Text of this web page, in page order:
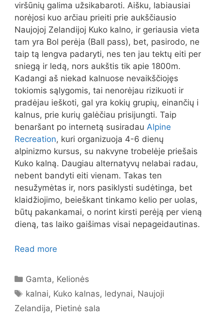
viršūnių galima užsikabaroti. Aišku, labiausiai
norėjosi kuo arčiau prieiti prie aukščiausio
Naujojoj Zelandijoj Kuko kalno, ir geriausia vieta
tam yra Bol perėja (Ball pass), bet, pasirodo, ne
taip tą lengva padaryti, nes ten jau tektų eiti per
sniegą ir ledą, nors aukštis tik apie 1800m.
Kadangi aš niekad kalnuose nevaikščiojęs
tokiomis sąlygomis, tai nenorėjau rizikuoti ir
pradėjau ieškoti, gal yra kokių grupių, einančių i
kalnus, prie kurių galėčiau prisijungti. Taip
benaršant po internetą susiradau Alpine
Recreation, kuri organizuoja 4-6 dienų
alpinizmo kursus, su nakvyne trobelėje priešais
Kuko kalną. Daugiau alternatyvų nelabai radau,
nebent bandyti eiti vienam. Takas ten
nesužymėtas ir, nors pasiklysti sudėtinga, bet
klaidžiojimo, beieškant tinkamo kelio per uolas,
būtų pakankamai, o norint kirsti perėją per vieną
dieną, tas laiko gaišimas visai nepageidautinas.
Read more
Categories
Gamta, Kelionės
Tags
kalnai, Kuko kalnas, ledynai, Naujoji
Zelandija, Pietinė sala